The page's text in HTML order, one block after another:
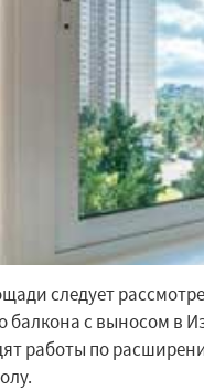
Работаем по
регионам
следует
балкона с выносом в
работы по